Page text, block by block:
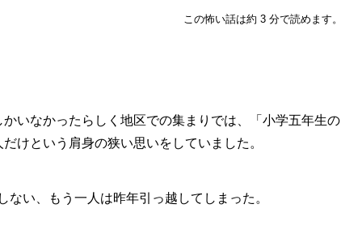
この怖い話は約 3 分で読めます。
いなかったらしく地区での集まりでは、「小学五年生の
けという肩身の狭い思いをしていました。
い、もう一人は昨年引っ越してしまった。